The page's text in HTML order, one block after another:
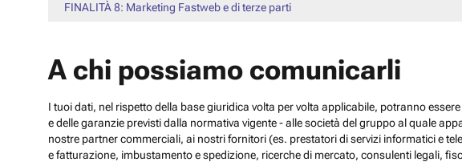
FINALITÀ 8: Marketing Fastweb e di terze parti
A chi possiamo comunicarli
I tuoi dati, nel rispetto della base giuridica volta per volta applicabile, potranno
e delle garanzie previsti dalla normativa vigente - alle società del gruppo al quale
nostre partner commerciali, ai nostri fornitori (es. prestatori di servizi informatici e
e fatturazione, imbustamento e spedizione, ricerche di mercato, consulenti legali,